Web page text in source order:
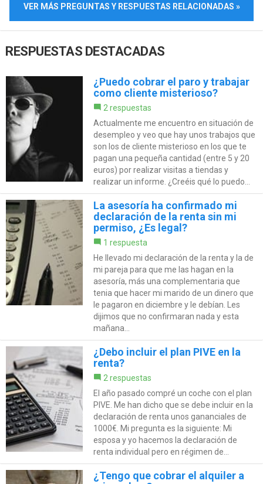
VER MÁS PREGUNTAS Y RESPUESTAS RELACIONADAS »
RESPUESTAS DESTACADAS
¿Puedo cobrar el paro y trabajar
como cliente misterioso?
2 respuestas
Actualmente me encuentro en situación de
desempleo y veo que hay unos trabajos que
son los de cliente misterioso en los que te
pagan una pequeña cantidad (entre 5 y 20
euros) por realizar visitas a tiendas y
realizar un informe. ¿Creéis qué lo puedo...
La asesoría ha confirmado mi
declaración de la renta sin mi
permiso, ¿Es legal?
1 respuesta
He llevado mi declaración de la renta y la de
mi pareja para que me las hagan en la
asesoría, más una complementaria que
tenia que hacer mi marido de un dinero que
le pagaron en diciembre y le debían. Les
dijimos que no confirmaran nada y esta
mañana...
¿Debo incluir el plan PIVE en la
renta?
2 respuestas
El año pasado compré un coche con el plan
PIVE. Me han dicho que se debe incluir en la
declaración de renta unos gananciales de
1000€. Mi pregunta es la siguiente: Mi
esposa y yo hacemos la declaración de
renta individual pero en régimen de...
¿Tengo que cobrar el alquiler a